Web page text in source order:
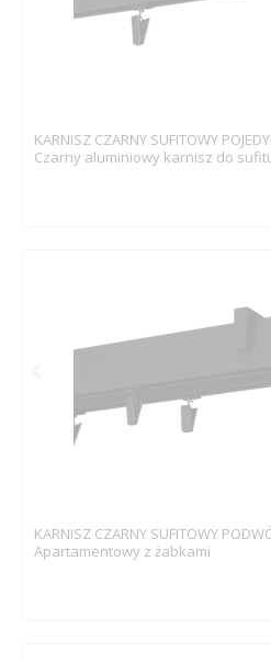
KARNISZ CZARNY SUFITOWY
Czarny aluminiowy karnisz do
KARNISZ CZARNY SUFITOWY
Apartamentowy z żabkami